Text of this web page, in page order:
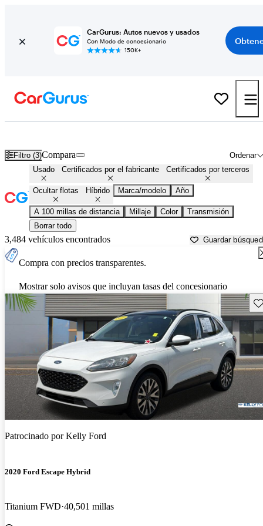
CarGurus: Autos nuevos y usados
Con Modo de concesionario
150K+
Filtro (3) Ordenar
Compara
Usado Certificados por el fabricante Certificados por terceros
Ocultar flotas Híbrido Marca/modelo Año
A 100 millas de distancia Millaje Color
Transmisión
Borrar todo
3,484 vehículos encontrados Guardar
Compra con precios transparentes.
Mostrar solo avisos que incluyan tasas del concesionario
Patrocinado porKelly Ford
2020 Ford Escape Hybrid
Titanium FWD 40,501 millas